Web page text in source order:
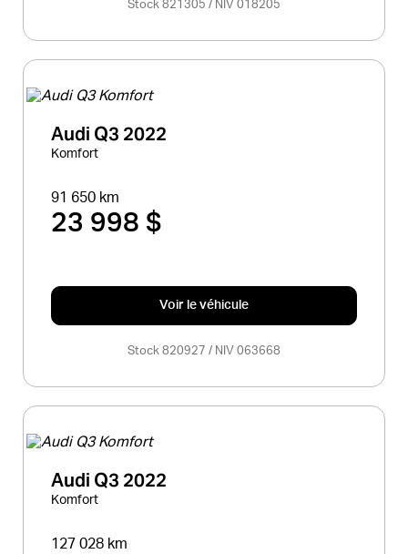
Stock 821305 / NIV 018205
Audi Q3 2022
Komfort
91 650 km
23 998 $
Voir le véhicule
Stock 820927 / NIV 063668
Audi Q3 2022
Komfort
127 028 km